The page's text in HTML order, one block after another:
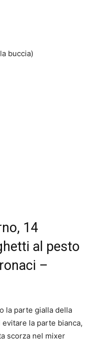
buccia)
14
al pesto
–
la parte gialla della
la parte bianca,
scorza nel mixer